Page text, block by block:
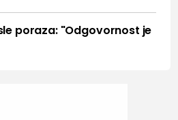
poraza: "Odgovornost je